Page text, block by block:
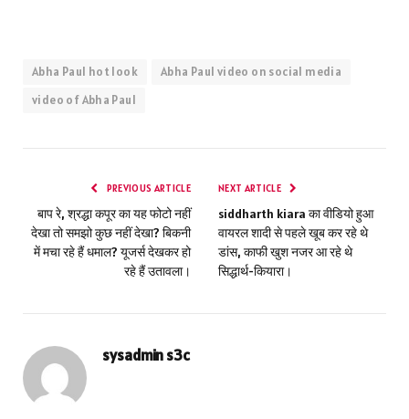
Abha Paul hot look
Abha Paul video on social media
video of Abha Paul
PREVIOUS ARTICLE
बाप रे, श्रद्धा कपूर का यह फोटो नहीं
देखा तो समझो कुछ नहीं देखा? बिकनी
में मचा रहे हैं धमाल? यूजर्स देखकर हो
रहे हैं उतावला।
NEXT ARTICLE
siddharth kiara का वीडियो हुआ
वायरल शादी से पहले खूब कर रहे थे
डांस, काफी खुश नजर आ रहे थे
सिद्धार्थ-कियारा।
sysadmin s3c